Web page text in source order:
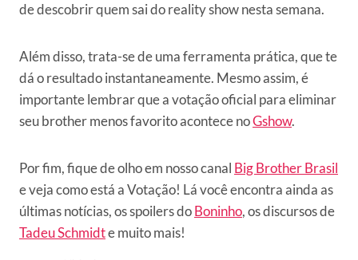
de descobrir quem sai do reality show nesta semana.
Além disso, trata-se de uma ferramenta prática, que te
dá o resultado instantaneamente. Mesmo assim, é
importante lembrar que a votação oficial para eliminar
seu brother menos favorito acontece noGshow.
Por fim, fique de olho em nosso canal Big Brother Brasil
e veja como está a Votação! Lá você encontra ainda as
últimas notícias, os spoilers doBoninho, os discursos de
Tadeu Schmidte muito mais!